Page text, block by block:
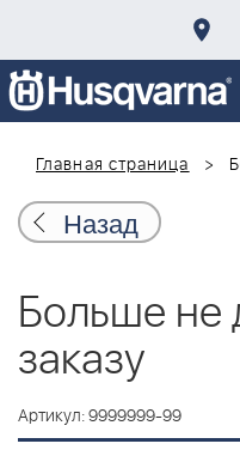
Главная страница
Назад
Больше не
заказу
Артикул: 9999999-99